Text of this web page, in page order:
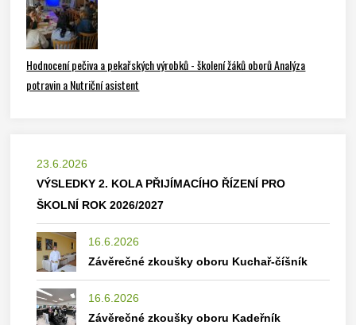
Hodnocení pečiva a pekařských výrobků - školení žáků oborů Analýza
potravin a Nutriční asistent
23.6.2026
VÝSLEDKY 2. KOLA PŘIJÍMACÍHO ŘÍZENÍ PRO
ŠKOLNÍ ROK 2026/2027
16.6.2026
Závěrečné zkoušky oboru Kuchař-číšník
16.6.2026
Závěrečné zkoušky oboru Kadeřník